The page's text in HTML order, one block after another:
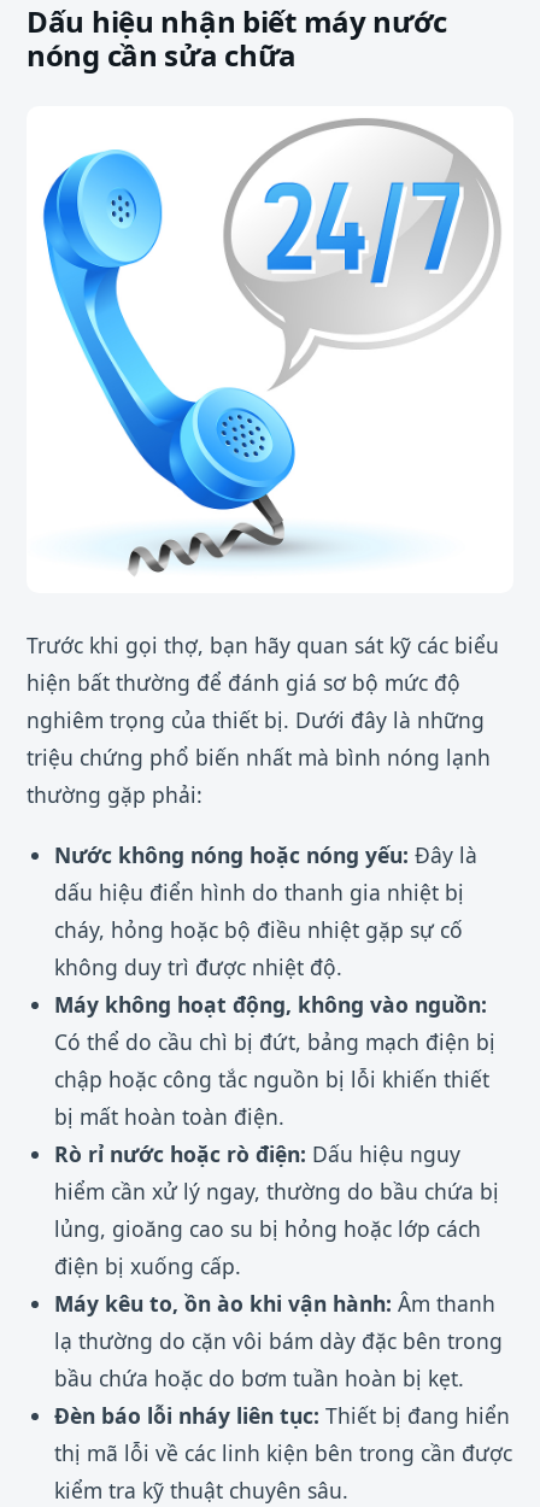
Dấu hiệu nhận biết máy nước
nóng cần sửa chữa
Trước khi gọi thợ, bạn hãy quan sát kỹ các biểu
hiện bất thường để đánh giá sơ bộ mức độ
nghiêm trọng của thiết bị. Dưới đây là những
triệu chứng phổ biến nhất mà bình nóng lạnh
thường gặp phải:
Nước không nóng hoặc nóng yếu: Đây là
dấu hiệu điển hình do thanh gia nhiệt bị
cháy, hỏng hoặc bộ điều nhiệt gặp sự cố
không duy trì được nhiệt độ.
Máy không hoạt động, không vào nguồn:
Có thể do cầu chì bị đứt, bảng mạch điện bị
chập hoặc công tắc nguồn bị lỗi khiến thiết
bị mất hoàn toàn điện.
Rò rỉ nước hoặc rò điện: Dấu hiệu nguy
hiểm cần xử lý ngay, thường do bầu chứa bị
lủng, gioăng cao su bị hỏng hoặc lớp cách
điện bị xuống cấp.
Máy kêu to, ồn ào khi vận hành: Âm thanh
lạ thường do cặn vôi bám dày đặc bên trong
bầu chứa hoặc do bơm tuần hoàn bị kẹt.
Đèn báo lỗi nháy liên tục: Thiết bị đang hiển
thị mã lỗi về các linh kiện bên trong cần được
kiểm tra kỹ thuật chuyên sâu.